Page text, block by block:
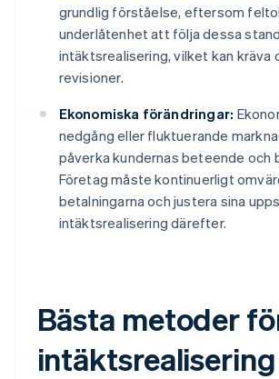
grundlig förståelse, eftersom
underlåtenhet att följa dessa
intäktsrealisering, vilket kan kräva
revisioner.
Ekonomiska förändringar:
nedgång eller fluktuerande
påverka kundernas beteende och
Företag måste kontinuerligt
betalningarna och justera sina
intäktsrealisering därefter.
Bästa metoder
intäktsrealisering